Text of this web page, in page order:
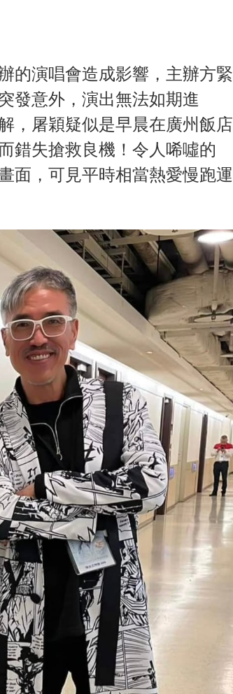
的演唱會造成影響，主辦方緊
發意外，演出無法如期進
，屠穎疑似是早晨在廣州飯店
錯失搶救良機！令人唏噓的
面，可見平時相當熱愛慢跑運